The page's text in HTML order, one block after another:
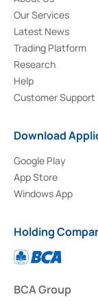
Our Services
Latest News
Trading Platform
Research
Help
Customer Support
Download
Google Play
App Store
Windows App
Holding
BCA Group